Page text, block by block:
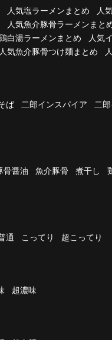
人気塩ラーメンまとめ
人
人気魚介豚骨ラーメンまと
白湯ラーメンまとめ
人気
人気魚介豚骨つけ麺まとめ
ば 二郎インスパイア 二
骨醤油 魚介豚骨 煮干し
通 こってり 超こってり
超濃味